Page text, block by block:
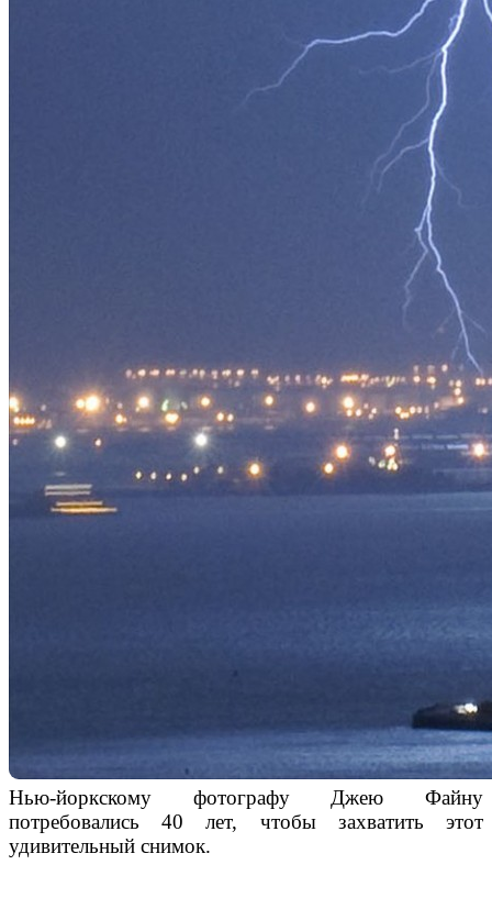
Нью-йоркскому фотографу Джею Файну
потребовались 40 лет, чтобы захватить этот
удивительный снимок.